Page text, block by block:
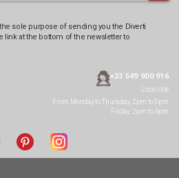
sole purpose of sending you the Diverti
link at the bottom of the newsletter to
+33 549 900 916
Local rate
From Monday to Thursday, 2pm to 5pm
Friday: 2pm to 4pm